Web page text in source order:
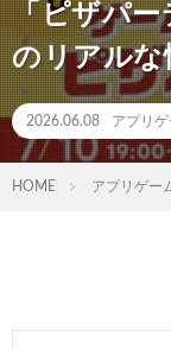
「ピザパ
のリアルな
2026.06.08 アプリ
HOME アプリゲー